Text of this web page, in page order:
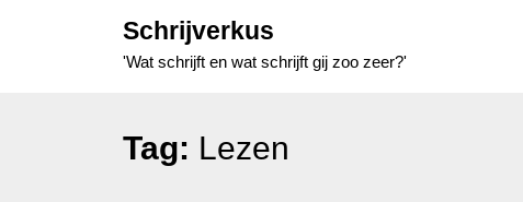
Schrijverkus
'Wat schrijft en wat schrijft gij zoo zeer?'
Tag: Lezen